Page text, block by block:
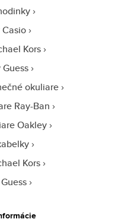
Kors
okuliare
Ray-Ban
Oakley
Kors